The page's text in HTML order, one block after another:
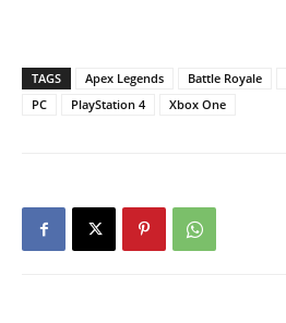
TAGS Apex Legends Battle Royale
PC
PlayStation 4 Xbox One